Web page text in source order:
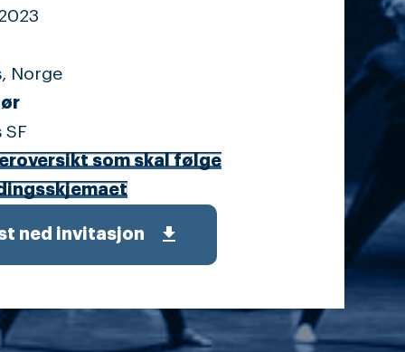
Norge
SF
som skal følge
ned invitasjon get_app